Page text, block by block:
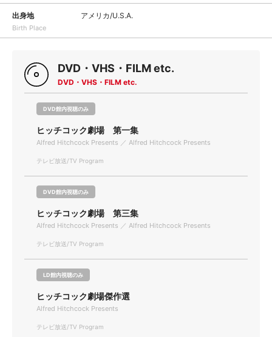
出身地
Birth Place
アメリカ/U.S.A.
DVD・VHS・FILM etc.
DVD・VHS・FILM etc.
DVD館内視聴のみ
ヒッチコック劇場 第一集
Alfred Hitchcock Presents ／ Alfred Hitchcock Presents
テレビ放送/TV Program
DVD館内視聴のみ
ヒッチコック劇場 第三集
Alfred Hitchcock Presents ／ Alfred Hitchcock Presents
テレビ放送/TV Program
LD館内視聴のみ
ヒッチコック劇場傑作選
Alfred Hitchcock Presents
テレビ放送/TV Program